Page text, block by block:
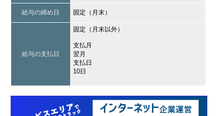
給与の締め日 固定（月末）
給与の支払日
固定（月末以外）
支払月
翌月
支払日
10日